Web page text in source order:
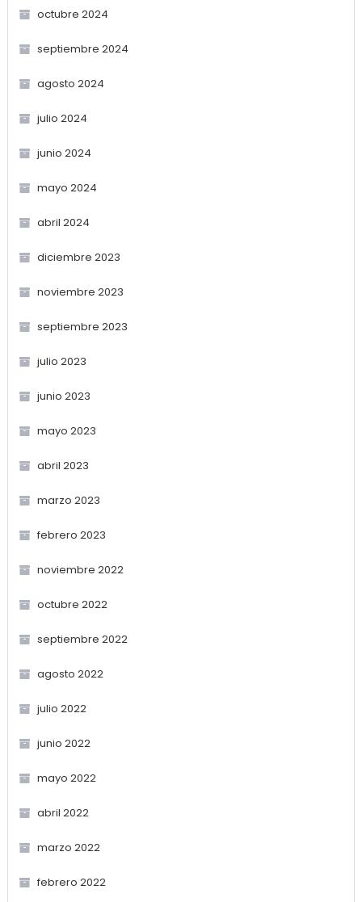
octubre 2024
septiembre 2024
agosto 2024
julio 2024
junio 2024
mayo 2024
abril 2024
diciembre 2023
noviembre 2023
septiembre 2023
julio 2023
junio 2023
mayo 2023
abril 2023
marzo 2023
febrero 2023
noviembre 2022
octubre 2022
septiembre 2022
agosto 2022
julio 2022
junio 2022
mayo 2022
abril 2022
marzo 2022
febrero 2022